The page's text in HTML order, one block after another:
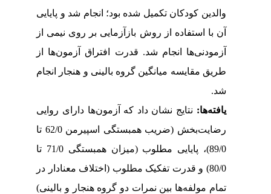
والدین کودکان تکمیل شده بود؛ انجام شد و پایایی
آن با استفاده از روش بازآزمایی بر روی نیمی از
آزمودنی­‌ها انجام شد. قدرت افتراق آزمون­‌ها از
طریق مقایسه میانگین گروه بالینی و هنجار انجام
شد.
یافته­‌ها:نتایج نشان داد که آزمون­‌ها دارای روایی
رضایت­‌بخش (ضریب همبستگی اسپیرمن 62/0 تا
89/0)، پایایی مطلوب (میزان همبستگی 71/0 تا
80/0) و قدرت تفکیک مطلوب (اختلاف معنادار در
تمام مولفه­‌ها بین نمرات دو گروه هنجار و بالینی)